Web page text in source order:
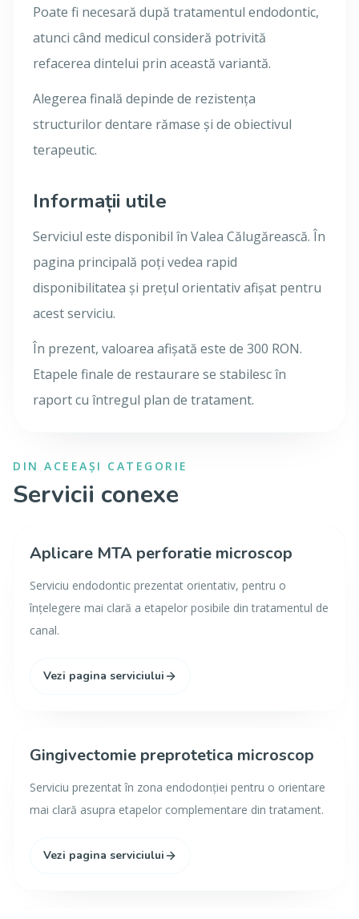
Poate fi necesară după tratamentul endodontic,
atunci când medicul consideră potrivită
refacerea dintelui prin această variantă.
Alegerea finală depinde de rezistența
structurilor dentare rămase și de obiectivul
terapeutic.
Informații utile
Serviciul este disponibil în Valea Călugărească. În
pagina principală poți vedea rapid
disponibilitatea și prețul orientativ afișat pentru
acest serviciu.
În prezent, valoarea afișată este de 300 RON.
Etapele finale de restaurare se stabilesc în
raport cu întregul plan de tratament.
DIN ACEEAȘI CATEGORIE
Servicii conexe
Aplicare MTA perforatie microscop
Serviciu endodontic prezentat orientativ, pentru o
înțelegere mai clară a etapelor posibile din tratamentul de
canal.
Vezi pagina serviciului
Gingivectomie preprotetica microscop
Serviciu prezentat în zona endodonției pentru o orientare
mai clară asupra etapelor complementare din tratament.
Vezi pagina serviciului